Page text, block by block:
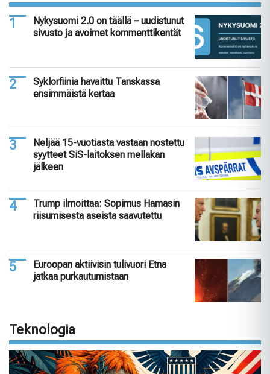
Nykysuomi 2.0 on täällä – uudistunut
sivusto ja avoimet kommenttikentät
Syklorfiinia havaittu Tanskassa
ensimmäistä kertaa
Neljää 15-vuotiasta vastaan nostettu
syytteet SiS-laitoksen mellakan
jälkeen
Trump ilmoittaa: Sopimus Hamasin
riisumisesta aseista saavutettu
Euroopan aktiivisin tulivuori Etna
jatkaa purkautumistaan
Teknologia